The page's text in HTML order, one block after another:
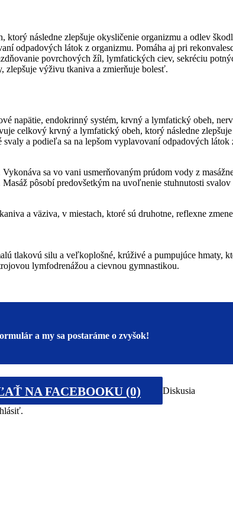
následne zlepšuje okysličenie organizmu a odlev
odpadových látok z organizmu. Pomáha aj pri
povrchových žíl, lymfatických ciev, sekréciu
zlepšuje výživu tkaniva a zmierňuje bolesť.
napätie, endokrinný systém, krvný a lymfatický obeh,
celkový krvný a lymfatický obeh, ktorý následne
a podieľa sa na lepšom vyplavovaní odpadových látok
sa vo vani usmerňovaným prúdom vody z
pôsobí predovšetkým na uvoľnenie stuhnutosti
a väziva, v miestach, ktoré sú druhotne, reflexne
tlakovú silu a veľkoplošné, krúživé a pumpujúce
lymfodrenážou a cievnou gymnastikou.
a my sa postaráme o zvyšok!
NA FACEBOOKU (0)
Diskusia